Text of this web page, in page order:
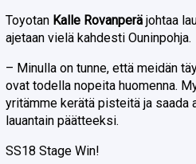
Toyotan Kalle Rovanperä johtaa
ajetaan vielä kahdesti Ouninpohja.
– Minulla on tunne, että meidän
ovat todella nopeita huomenna.
yritämme kerätä pisteitä ja saada
lauantain päätteeksi.
SS18 Stage Win!